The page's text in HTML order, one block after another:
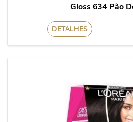
Gloss 634 Pão
DETALHES